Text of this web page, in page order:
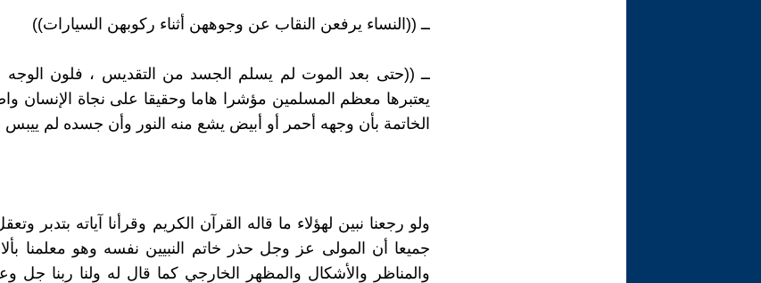
ــ ((النساء يرفعن النقاب عن وجوههن أثناء ركوبهن السيارات))
ــ ((حتى بعد الموت لم يسلم الجسد من التقديس ، فلون الوجه
يعتبرها معظم المسلمين مؤشرا هاما وحقيقا على نجاة الإنسان
الخاتمة بأن وجهه أحمر أو أبيض يشع منه النور وأن جسده لم
ولو رجعنا نبين لهؤلاء ما قاله القرآن الكريم وقرأنا آياته بتدبر
جميعا أن المولى عز وجل حذر خاتم النبيين نفسه وهو معلمنا
والمناظر والأشكال والمظهر الخارجي كما قال له ولنا ربنا جل